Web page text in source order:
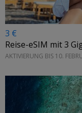
3 €
Reise-eSIM mit 3
AKTIVIERUNG BIS 10.